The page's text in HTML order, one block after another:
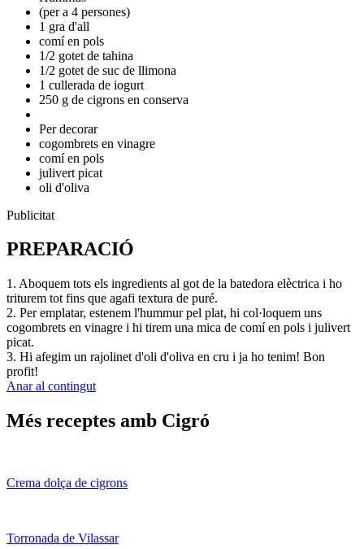
(per a 4 persones)
1 gra d'all
comí en pols
1/2 gotet de tahina
1/2 gotet de suc de llimona
1 cullerada de iogurt
250 g de cigrons en conserva
Per decorar
cogombrets en vinagre
comí en pols
julivert picat
oli d'oliva
Publicitat
PREPARACIÓ
1. Aboquem tots els ingredients al got de la batedora elèctrica i ho
triturem tot fins que agafi textura de puré.
2. Per emplatar, estenem l'hummur pel plat, hi col·loquem uns
cogombrets en vinagre i hi tirem una mica de comí en pols i julivert
picat.
3. Hi afegim un rajolinet d'oli d'oliva en cru i ja ho tenim! Bon
profit!
Anar al contingut
Més receptes amb Cigró
Crema dolça de cigrons
Torronada de Vilassar